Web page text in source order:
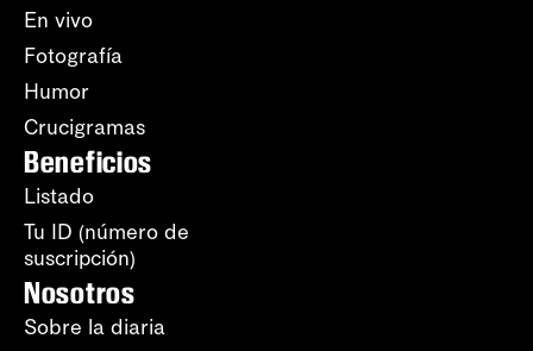
En vivo
Fotografía
Humor
Crucigramas
Beneficios
Listado
Tu ID (número de
suscripción)
Nosotros
Sobre la diaria